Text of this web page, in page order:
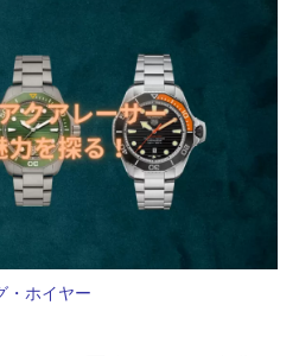
・ホイヤー